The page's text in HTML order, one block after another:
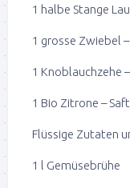
1 halbe Stange
1 grosse Zwiebel
1 Knoblauchzehe
1 Bio Zitrone –
Flüssige Zutaten
1 l Gemüsebrühe